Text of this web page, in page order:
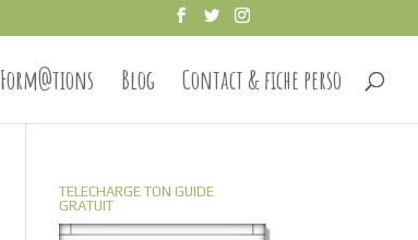
Form@tions Blog Contact & fiche perso
TELECHARGE TON GUIDE
GRATUIT